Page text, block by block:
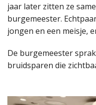
jaar later zitten ze
burgemeester.
jongen en een meisje,
De burgemeester
bruidsparen die